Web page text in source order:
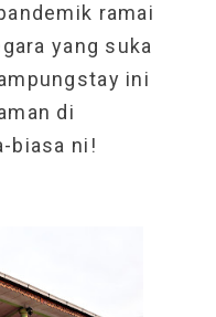
ramai
yang suka
ini
di
biasa ni!